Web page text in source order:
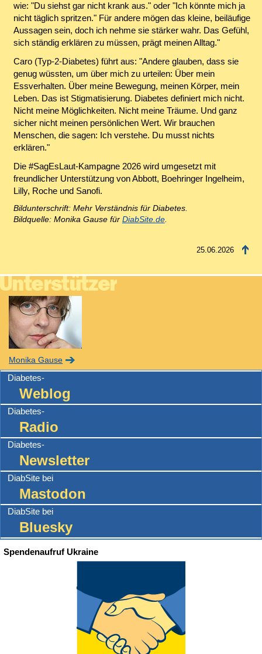
wie: "Du siehst gar nicht krank aus." oder "Ich könnte mich ja
nicht täglich spritzen." Für andere mögen das kleine, beiläufige
Aussagen sein, doch ich nehme sie stärker wahr. Das Gefühl,
sich ständig erklären zu müssen, prägt meinen Alltag."
Caro (Typ-2-Diabetes) führt aus: "Andere glauben, dass sie
genug wüssten, um über mich zu urteilen: Über mein
Essverhalten. Über meine Bewegung, meinen Körper, mein
Leben. Das ist Stigmatisierung. Diabetes definiert mich nicht.
Nicht meine Möglichkeiten. Nicht meine Träume. Und ganz
sicher nicht meinen persönlichen Wert. Wir brauchen
Menschen, die sagen: Ich verstehe. Du musst nichts
erklären."
Die #SagEsLaut-Kampagne 2026 wird umgesetzt mit
freundlicher Unterstützung von Abbott, Boehringer Ingelheim,
Lilly, Roche und Sanofi.
Bildunterschrift: Mehr Verständnis für Diabetes.
Bildquelle: Monika Gause für DiabSite.de.
25.06.2026
Monika Gause
Diabetes-
Weblog
Diabetes-
Radio
Diabetes-
Newsletter
DiabSite bei
Mastodon
DiabSite bei
Bluesky
Spendenaufruf Ukraine